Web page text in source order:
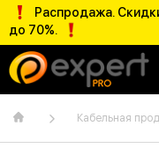
Распродажа.
до 70%.
Кабельная